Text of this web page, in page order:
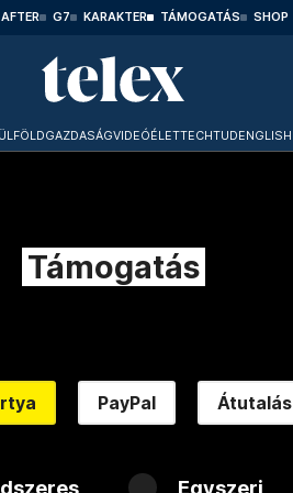
AFTER G7 KARAKTER TÁMOGATÁS SHOP
GAZDASÁGVIDEÓÉLETTECHTUDENGLISH
Támogatás
PayPal Átutalás
Egyszeri